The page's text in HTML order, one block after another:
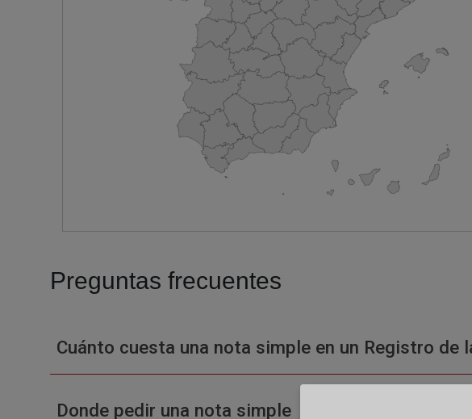
Preguntas frecuentes
Cuánto cuesta una nota simple en un Registro de
Donde pedir una nota simple